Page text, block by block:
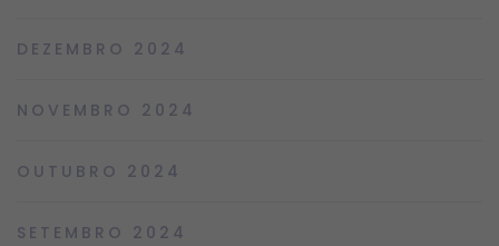
DEZEMBRO 2024
NOVEMBRO 2024
OUTUBRO 2024
SETEMBRO 2024